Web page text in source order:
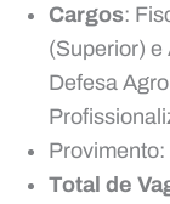
Cargos:
(Superior) e
Defesa
Total de